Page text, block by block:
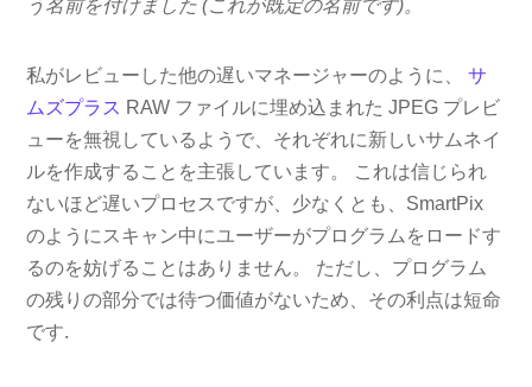
う名前を付けました (これが既定の名前です)。
私がレビューした他の遅いマネージャーのように、サ
ムズプラス RAW ファイルに埋め込まれた JPEG プレビ
ューを無視しているようで、それぞれに新しいサムネイ
ルを作成することを主張しています。 これは信じられ
ないほど遅いプロセスですが、少なくとも、SmartPix
のようにスキャン中にユーザーがプログラムをロードす
るのを妨げることはありません。 ただし、プログラム
の残りの部分では待つ価値がないため、その利点は短命
です.